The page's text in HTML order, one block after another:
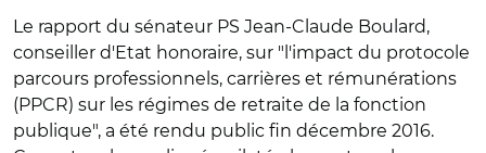
Le rapport du sénateur PS Jean-Claude Boulard,
conseiller d'Etat honoraire, sur "l'impact du protocole
parcours professionnels, carrières et rémunérations
(PPCR) sur les régimes de retraite de la fonction
publique", a été rendu public fin décembre 2016.